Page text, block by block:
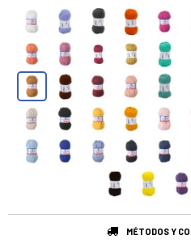
MÉTODOS Y